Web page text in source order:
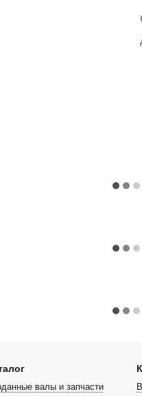
валы и запчасти